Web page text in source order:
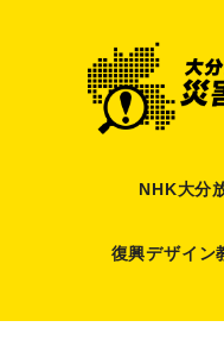
NHK大分
復興デザイン